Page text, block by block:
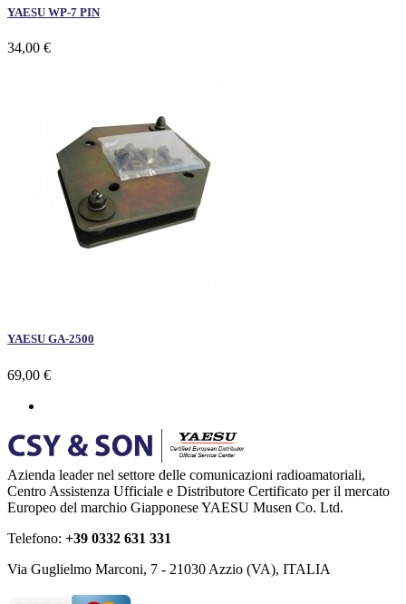
YAESU WP-7 PIN
34,00 €
YAESU GA-2500
69,00 €
Azienda leader nel settore delle comunicazioni radioamatoriali,
Centro Assistenza Ufficiale e Distributore Certificato per il mercato
Europeo del marchio Giapponese YAESU Musen Co. Ltd.
Telefono: +39 0332 631 331
Via Guglielmo Marconi, 7 - 21030 Azzio (VA), ITALIA